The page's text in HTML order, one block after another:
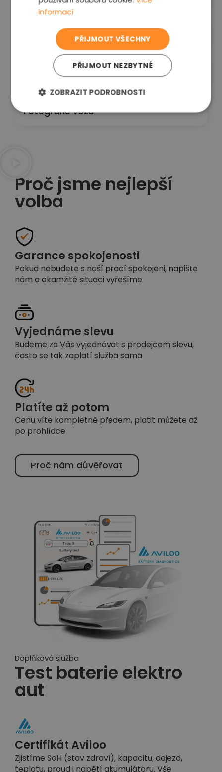
Kontrolní projížďka
PC diagnostika
Fotografie vozu
Proč jsme nejlepší
volba
Garance spokojenosti
Pokud nebudete s naší prací spokojeni, napište
nám a okamžitě situaci vyřešíme
Vyjednáme slevu
Budeme za Vás vyjednávat s prodejcem slevu,
často se tak zaplatí služba sama
Platíte až potom
Cenu víte kompletně předem, platit můžete až
po prohlídce
Proč nám důvěřovat
Doplňková služba
Test baterie elektro
aut
Certifikát Aviloo
Zjistíme SoH (stav zdraví), kapacitu, dojezd,
teplotu, proud i napětí akumulátoru. Vše
informací
PŘIJMOUT VŠECHNY
PŘIJMOUT NEZBYTNÉ
ZOBRAZIT PODROBNOSTI